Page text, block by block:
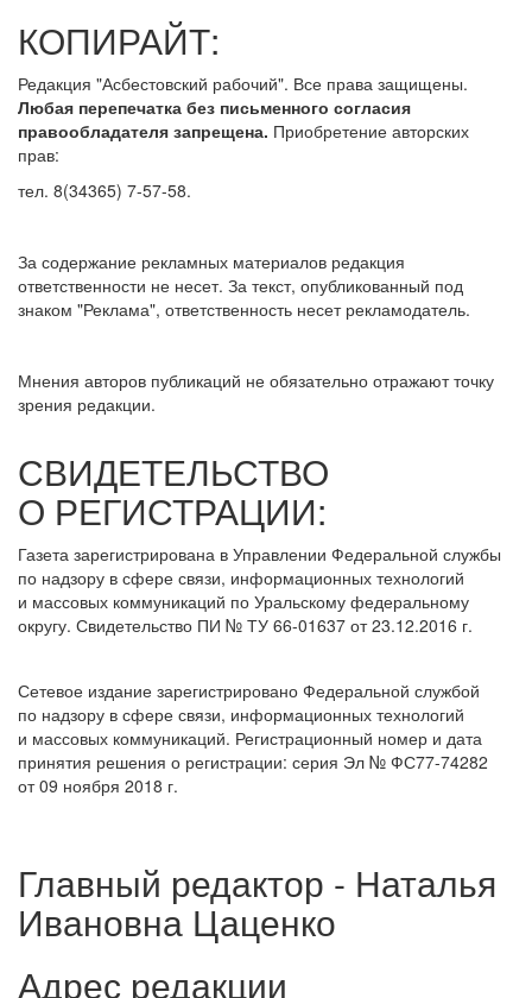
КОПИРАЙТ:
Редакция "Асбестовский рабочий". Все права защищены.
Любая перепечатка без письменного согласия
правообладателя запрещена. Приобретение авторских
прав:
тел. 8(34365) 7-57-58.
За содержание рекламных материалов редакция
ответственности не несет. За текст, опубликованный под
знаком "Реклама", ответственность несет рекламодатель.
Мнения авторов публикаций не обязательно отражают точку
зрения редакции.
СВИДЕТЕЛЬСТВО
О РЕГИСТРАЦИИ:
Газета зарегистрирована в Управлении Федеральной службы
по надзору в сфере связи, информационных технологий
и массовых коммуникаций по Уральскому федеральному
округу. Свидетельство ПИ № ТУ 66-01637 от 23.12.2016 г.
Сетевое издание зарегистрировано Федеральной службой
по надзору в сфере связи, информационных технологий
и массовых коммуникаций. Регистрационный номер и дата
принятия решения о регистрации: серия Эл № ФС77-74282
от 09 ноября 2018 г.
Главный редактор - Наталья
Ивановна Цаценко
Адрес редакции